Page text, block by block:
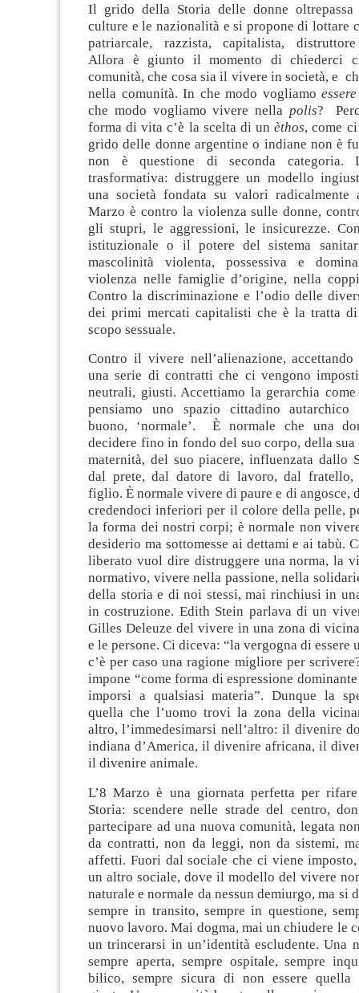
Il grido della Storia delle donne
culture e le nazionalità e si propone di lottare
patriarcale, razzista, capitalista, distruttore
Allora è giunto il momento di chiederci
comunità, che cosa sia il vivere in società, e
nella comunità. In che modo vogliamoessere
che modo vogliamo vivere nella polis?
forma di vita c’è la scelta di unèthos, come
grido delle donne argentine o indiane non è
non è questione di seconda categoria.
trasformativa: distruggere un modello
una società fondata su valori
Marzo è contro la violenza sulle donne,
gli stupri, le aggressioni, le insicurezze.
istituzionale o il potere del sistema
mascolinità violenta, possessiva e
violenza nelle famiglie d’origine, nella
Contro la discriminazione e l’odio delle
dei primi mercati capitalisti che è la tratta di
scopo sessuale.
Contro il vivere nell’alienazione, accettando
una serie di contratti che ci vengono
neutrali, giusti. Accettiamo la gerarchia come
pensiamo uno spazio cittadino autarchico
buono, ‘normale’. È normale che una
decidere fino in fondo del suo corpo, della sua
maternità, del suo piacere, influenzata dallo
dal prete, dal datore di lavoro, dal fratello,
figlio. È normale vivere di paure e di angosce,
credendoci inferiori per il colore della pelle,
la forma dei nostri corpi; è normale non
desiderio ma sottomesse ai dettami e ai tabù.
liberato vuol dire distruggere una norma, la
normativo, vivere nella passione, nella
della storia e di noi stessi, mai rinchiusi in
in costruzione. Edith Stein parlava di un
Gilles Deleuze del vivere in una zona di
e le persone. Ci diceva: “la vergogna di essere
c’è per caso una ragione migliore per
impone “come forma di espressione
imporsi a qualsiasi materia”. Dunque la
quella che l’uomo trovi la zona della
altro, l’immedesimarsi nell’altro: il divenire
indiana d’America, il divenire africana, il
il divenire animale.
L’8 Marzo è una giornata perfetta per
Storia: scendere nelle strade del centro,
partecipare ad una nuova comunità, legata
da contratti, non da leggi, non da sistemi,
affetti. Fuori dal sociale che ci viene
un altro sociale, dove il modello del vivere
naturale e normale da nessun demiurgo, ma si
sempre in transito, sempre in questione,
nuovo lavoro. Mai dogma, mai un chiudere le
un trincerarsi in un’identità escludente. Una
sempre aperta, sempre ospitale, sempre
bilico, sempre sicura di non essere quella